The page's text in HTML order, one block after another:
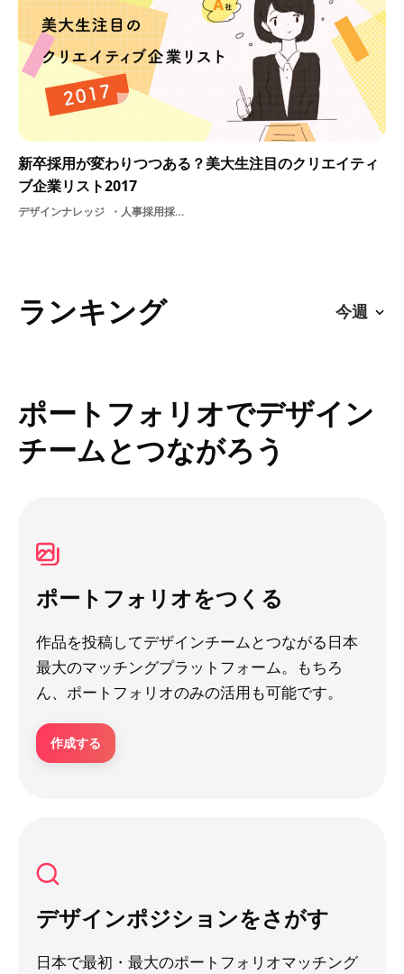
新卒採用が変わりつつある？美大生注目のクリエイティ
ブ企業リスト2017
デザインナレッジ 人事採用採用サイト美大生就活新卒採用キャンペーン
ランキング
ポートフォリオでデザイン
チームとつながろう
ポートフォリオをつくる
作品を投稿してデザインチームとつながる日本
最大のマッチングプラットフォーム。もちろ
ん、ポートフォリオのみの活用も可能です。
作成する
デザインポジションをさがす
日本で最初・最大のポートフォリオマッチング